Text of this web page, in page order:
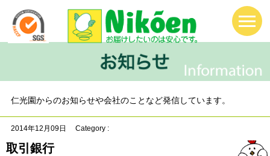
仁光園からのお知らせや会社のことなど発信しています。
2014年12月09日 Category :
取引銀行